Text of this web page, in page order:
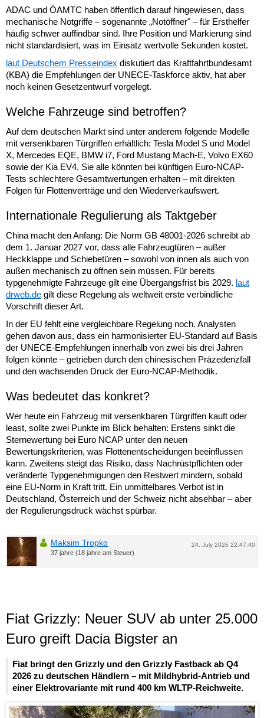
ADAC und ÖAMTC haben öffentlich darauf hingewiesen, dass
mechanische Notgriffe – sogenannte „Notöffner" – für Ersthelfer
häufig schwer auffindbar sind. Ihre Position und Markierung sind
nicht standardisiert, was im Einsatz wertvolle Sekunden kostet.
laut Deutschem Presseindex diskutiert das Kraftfahrtbundesamt
(KBA) die Empfehlungen der UNECE-Taskforce aktiv, hat aber
noch keinen Gesetzentwurf vorgelegt.
Welche Fahrzeuge sind betroffen?
Auf dem deutschen Markt sind unter anderem folgende Modelle
mit versenkbaren Türgriffen erhältlich: Tesla Model S und Model
X, Mercedes EQE, BMW i7, Ford Mustang Mach-E, Volvo EX60
sowie der Kia EV4. Sie alle könnten bei künftigen Euro-NCAP-
Tests schlechtere Gesamtwertungen erhalten – mit direkten
Folgen für Flottenverträge und den Wiederverkaufswert.
Internationale Regulierung als Taktgeber
China macht den Anfang: Die Norm GB 48001-2026 schreibt ab
dem 1. Januar 2027 vor, dass alle Fahrzeugtüren – außer
Heckklappe und Schiebetüren – sowohl von innen als auch von
außen mechanisch zu öffnen sein müssen. Für bereits
typgenehmigte Fahrzeuge gilt eine Übergangsfrist bis 2029. laut
drweb.de gilt diese Regelung als weltweit erste verbindliche
Vorschrift dieser Art.
In der EU fehlt eine vergleichbare Regelung noch. Analysten
gehen davon aus, dass ein harmonisierter EU-Standard auf Basis
der UNECE-Empfehlungen innerhalb von zwei bis drei Jahren
folgen könnte – getrieben durch den chinesischen Präzedenzfall
und den wachsenden Druck der Euro-NCAP-Methodik.
Was bedeutet das konkret?
Wer heute ein Fahrzeug mit versenkbaren Türgriffen kauft oder
least, sollte zwei Punkte im Blick behalten: Erstens sinkt die
Sternewertung bei Euro NCAP unter den neuen
Bewertungskriterien, was Flottenentscheidungen beeinflussen
kann. Zweitens steigt das Risiko, dass Nachrüstpflichten oder
veränderte Typgenehmigungen den Restwert mindern, sobald
eine EU-Norm in Kraft tritt. Ein unmittelbares Verbot ist in
Deutschland, Österreich und der Schweiz nicht absehbar – aber
der Regulierungsdruck wächst spürbar.
24. July 2026 22:47:40
Maksim Tropko
37 jahre (18 jahre am Steuer)
Fiat Grizzly: Neuer SUV ab unter 25.000
Euro greift Dacia Bigster an
Fiat bringt den Grizzly und den Grizzly Fastback ab Q4
2026 zu deutschen Händlern – mit Mildhybrid-Antrieb und
einer Elektrovariante mit rund 400 km WLTP-Reichweite.